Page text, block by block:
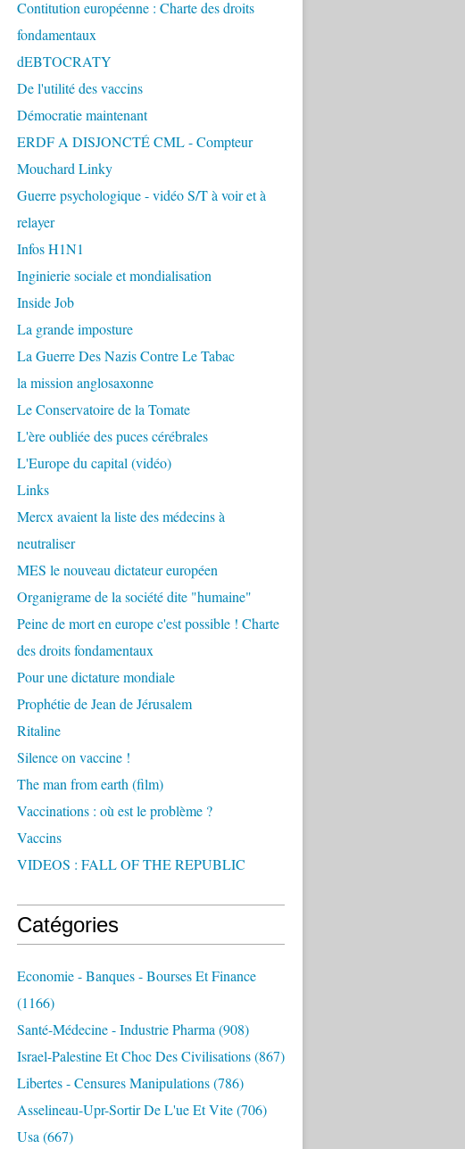
Contitution européenne : Charte des droits
fondamentaux
dEBTOCRATY
De l'utilité des vaccins
Démocratie maintenant
ERDF A DISJONCTÉ CML - Compteur
Mouchard Linky
Guerre psychologique - vidéo S/T à voir et à
relayer
Infos H1N1
Inginierie sociale et mondialisation
Inside Job
La grande imposture
La Guerre Des Nazis Contre Le Tabac
la mission anglosaxonne
Le Conservatoire de la Tomate
L'ère oubliée des puces cérébrales
L'Europe du capital (vidéo)
Links
Mercx avaient la liste des médecins à
neutraliser
MES le nouveau dictateur européen
Organigrame de la société dite "humaine"
Peine de mort en europe c'est possible ! Charte
des droits fondamentaux
Pour une dictature mondiale
Prophétie de Jean de Jérusalem
Ritaline
Silence on vaccine !
The man from earth (film)
Vaccinations : où est le problème ?
Vaccins
VIDEOS : FALL OF THE REPUBLIC
Catégories
Economie - Banques - Bourses Et Finance
(1166)
Santé-Médecine - Industrie Pharma (908)
Israel-Palestine Et Choc Des Civilisations(867)
Libertes - Censures Manipulations(786)
Asselineau-Upr-Sortir De L'ue Et Vite(706)
Usa (667)